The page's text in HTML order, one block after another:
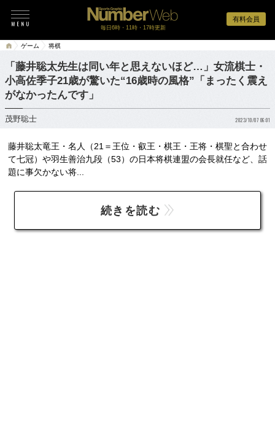
有料会員
毎日6時・11時・17時更新
ゲーム 将棋
「藤井聡太先生は同い年と思えないほど…」女流棋士・
小高佐季子21歳が驚いた“16歳時の風格”「まったく震え
がなかったんです」
茂野聡士 2023/10/07 06:01
藤井聡太竜王・名人（21＝王位・叡王・棋王・王将・棋聖と合わせ
て七冠）や羽生善治九段（53）の日本将棋連盟の会長就任など、話
題に事欠かない将...
続きを読む